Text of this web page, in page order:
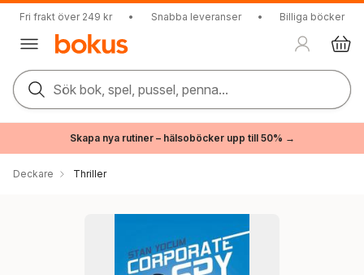
Fri frakt över 249 kr • Snabba leveranser • Billiga böcker
Sök bok, spel, pussel, penna...
Skapa nya rutiner – hälsoböcker upp till 50% →
Deckare Thriller